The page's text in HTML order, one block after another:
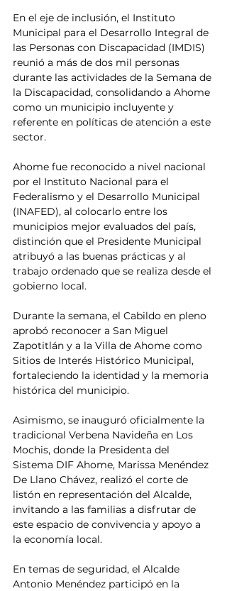
En el eje de inclusión, el Instituto
Municipal para el Desarrollo Integral de
las Personas con Discapacidad (IMDIS)
reunió a más de dos mil personas
durante las actividades de la Semana de
la Discapacidad, consolidando a Ahome
como un municipio incluyente y
referente en políticas de atención a este
sector.
Ahome fue reconocido a nivel nacional
por el Instituto Nacional para el
Federalismo y el Desarrollo Municipal
(INAFED), al colocarlo entre los
municipios mejor evaluados del país,
distinción que el Presidente Municipal
atribuyó a las buenas prácticas y al
trabajo ordenado que se realiza desde el
gobierno local.
Durante la semana, el Cabildo en pleno
aprobó reconocer a San Miguel
Zapotitlán y a la Villa de Ahome como
Sitios de Interés Histórico Municipal,
fortaleciendo la identidad y la memoria
histórica del municipio.
Asimismo, se inauguró oficialmente la
tradicional Verbena Navideña en Los
Mochis, donde la Presidenta del
Sistema DIF Ahome, Marissa Menéndez
De Llano Chávez, realizó el corte de
listón en representación del Alcalde,
invitando a las familias a disfrutar de
este espacio de convivencia y apoyo a
la economía local.
En temas de seguridad, el Alcalde
Antonio Menéndez participó en la